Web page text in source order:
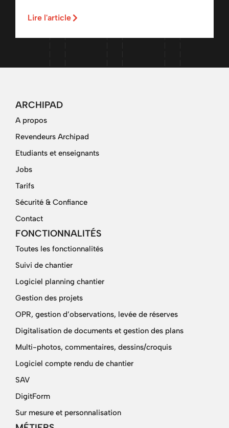
Lire l'article
ARCHIPAD
A propos
Revendeurs Archipad
Etudiants et enseignants
Jobs
Tarifs
Sécurité & Confiance
Contact
FONCTIONNALITÉS
Toutes les fonctionnalités
Suivi de chantier
Logiciel planning chantier
Gestion des projets
OPR, gestion d’observations, levée de réserves
Digitalisation de documents et gestion des plans
Multi-photos, commentaires, dessins/croquis
Logiciel compte rendu de chantier
SAV
DigitForm
Sur mesure et personnalisation